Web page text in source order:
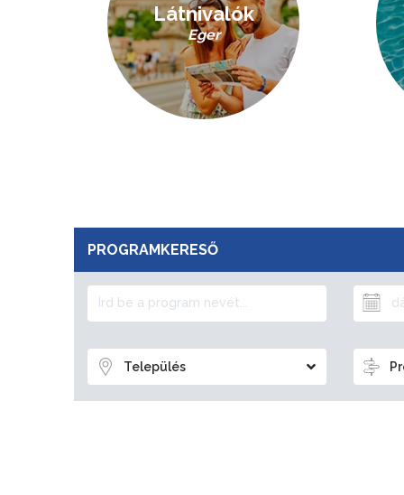
Látnivalók
Eger
PROGRAMKERESŐ
Település